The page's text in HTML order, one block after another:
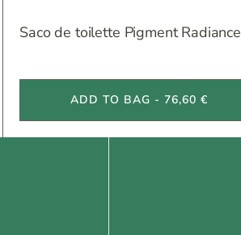
Saco de toilette Pigment Radiance
ADD TO BAG - 76,60 €